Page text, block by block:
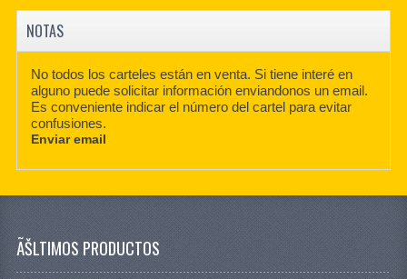
NOTAS
No todos los carteles están en venta. Si tiene interé en
alguno puede solicitar información enviandonos un email.
Es conveniente indicar el número del cartel para evitar
confusiones.
Enviar email
ÃŠLTIMOS PRODUCTOS